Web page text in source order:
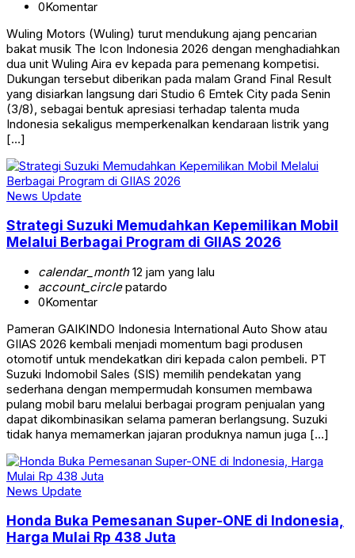
0Komentar
Wuling Motors (Wuling) turut mendukung ajang pencarian
bakat musik The Icon Indonesia 2026 dengan menghadiahkan
dua unit Wuling Aira ev kepada para pemenang kompetisi.
Dukungan tersebut diberikan pada malam Grand Final Result
yang disiarkan langsung dari Studio 6 Emtek City pada Senin
(3/8), sebagai bentuk apresiasi terhadap talenta muda
Indonesia sekaligus memperkenalkan kendaraan listrik yang
[…]
News Update
Strategi Suzuki Memudahkan Kepemilikan Mobil
Melalui Berbagai Program di GIIAS 2026
calendar_month12 jam yang lalu
account_circlepatardo
0Komentar
Pameran GAIKINDO Indonesia International Auto Show atau
GIIAS 2026 kembali menjadi momentum bagi produsen
otomotif untuk mendekatkan diri kepada calon pembeli. PT
Suzuki Indomobil Sales (SIS) memilih pendekatan yang
sederhana dengan mempermudah konsumen membawa
pulang mobil baru melalui berbagai program penjualan yang
dapat dikombinasikan selama pameran berlangsung. Suzuki
tidak hanya memamerkan jajaran produknya namun juga […]
News Update
Honda Buka Pemesanan Super-ONE di Indonesia,
Harga Mulai Rp 438 Juta